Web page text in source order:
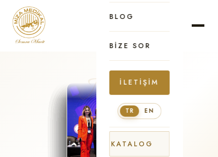
BLOG
BIZE SOR
İLETIŞIM
TR EN
KATALOG